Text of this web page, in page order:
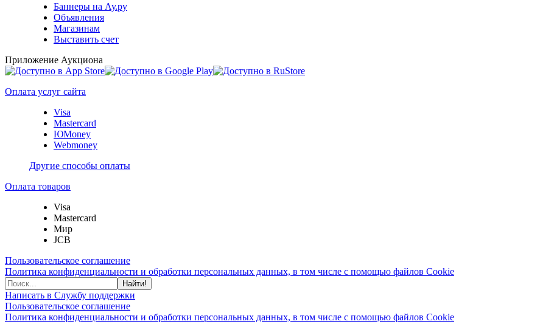
Баннеры на Ау.ру
Объявления
Магазинам
Выставить счет
Приложение Аукциона
Оплата услуг сайта
Visa
Mastercard
ЮMoney
Webmoney
Другие способы оплаты
Оплата товаров
Visa
Mastercard
Мир
JCB
Пользовательское соглашение
Политика конфиденциальности и обработки персональных данных, в том числе с помощью файлов Cookie
Найти!
Написать в Службу поддержки
Пользовательское соглашение
Политика конфиденциальности и обработки персональных данных, в том числе с помощью файлов Cookie